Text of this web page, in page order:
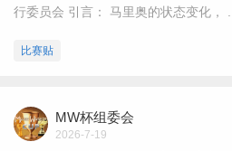
行委员会 引言： 马里奥的状态变化， ...
比赛贴
MW杯组委会
2026-7-19